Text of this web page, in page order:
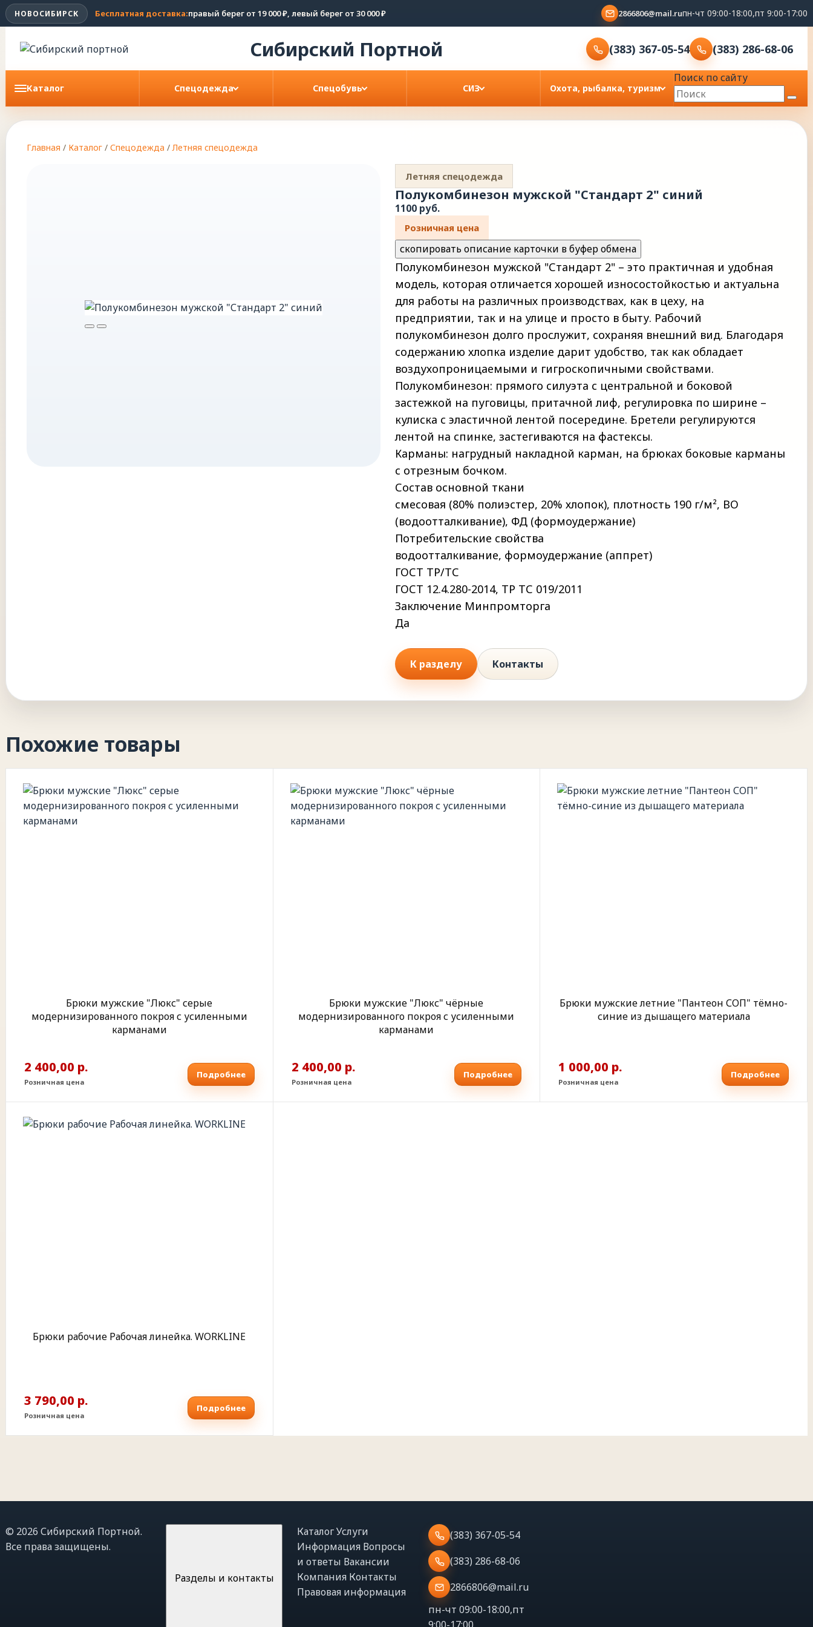
Каталог Спецодежда Спецобувь СИЗ Охота, рыбалка, туризм
Поиск по сайту
НОВОСИБИРСК Бесплатная доставка:правый берег от 19 000 ₽, левый берег от 30 000 ₽ 2866806@mail.ruпн-чт 09:00-18:00,пт 9:00-17:00
Сибирский Портной (383) 367-05-54 (383) 286-68-06
Главная / Каталог / Спецодежда /Летняя спецодежда
Летняя спецодежда
Полукомбинезон мужской "Стандарт 2" синий
1100 руб.
Розничная цена
скопировать описание карточки в буфер обмена
Полукомбинезон мужской "Стандарт 2" – это практичная и удобная
модель, которая отличается хорошей износостойкостью и актуальна
для работы на различных производствах, как в цеху, на
предприятии, так и на улице и просто в быту. Рабочий
полукомбинезон долго прослужит, сохраняя внешний вид. Благодаря
содержанию хлопка изделие дарит удобство, так как обладает
воздухопроницаемыми и гигроскопичными свойствами.
Полукомбинезон: прямого силуэта с центральной и боковой
застежкой на пуговицы, притачной лиф, регулировка по ширине –
кулиска с эластичной лентой посередине. Бретели регулируются
лентой на спинке, застегиваются на фастексы.
Карманы: нагрудный накладной карман, на брюках боковые карманы
с отрезным бочком.
Состав основной ткани
смесовая (80% полиэстер, 20% хлопок), плотность 190 г/м², ВО
(водоотталкивание), ФД (формоудержание)
Потребительские свойства
водоотталкивание, формоудержание (аппрет)
ГОСТ ТР/ТС
ГОСТ 12.4.280-2014, ТР ТС 019/2011
Заключение Минпромторга
Да
К разделу Контакты
Похожие товары
Брюки мужские "Люкс" серые
модернизированного покроя с усиленными
карманами
2 400,00 р.
Розничная цена
Подробнее
Брюки мужские "Люкс" чёрные
модернизированного покроя с усиленными
карманами
2 400,00 р.
Розничная цена
Подробнее
Брюки мужские летние "Пантеон СОП" тёмно-
синие из дышащего материала
1 000,00 р.
Розничная цена
Подробнее
Брюки рабочие Рабочая линейка. WORKLINE
3 790,00 р.
Розничная цена
Подробнее
© 2026 Сибирский Портной.
Все права защищены.
Разделы и контакты
КаталогУслуги
Информация Вопросы
и ответы Вакансии
Компания Контакты
Правовая информация
(383) 367-05-54
(383) 286-68-06
2866806@mail.ru
пн-чт 09:00-18:00,пт